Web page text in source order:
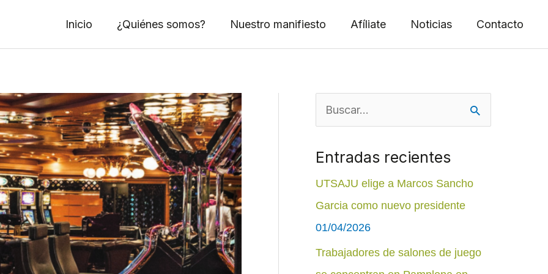
Inicio ¿Quiénes somos? Nuestro manifiesto Afíliate Noticias Contacto
s
c
a
r
p
Entradas recientes
UTSAJU elige a Marcos Sancho
Garcia como nuevo presidente
01/04/2026
Trabajadores de salones de juego